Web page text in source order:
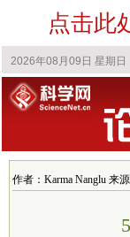
点击此
作者：Karma Nanglu 来